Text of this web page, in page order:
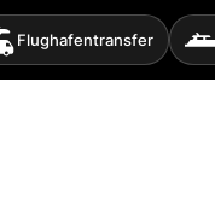
Flughafentransfer